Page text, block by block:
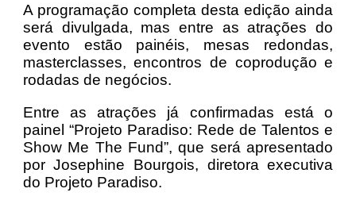
A programação completa desta edição ainda
será divulgada, mas entre as atrações do
evento estão painéis, mesas redondas,
masterclasses, encontros de coprodução e
rodadas de negócios.
Entre as atrações já confirmadas está o
painel “Projeto Paradiso: Rede de Talentos e
Show Me The Fund”, que será apresentado
por Josephine Bourgois, diretora executiva
do Projeto Paradiso.